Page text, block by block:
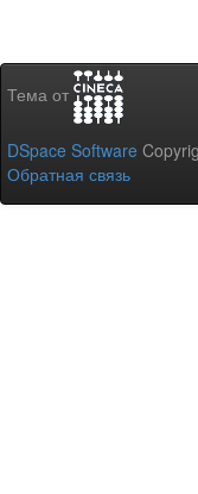
Тема от
DSpace Software
Обратная связь